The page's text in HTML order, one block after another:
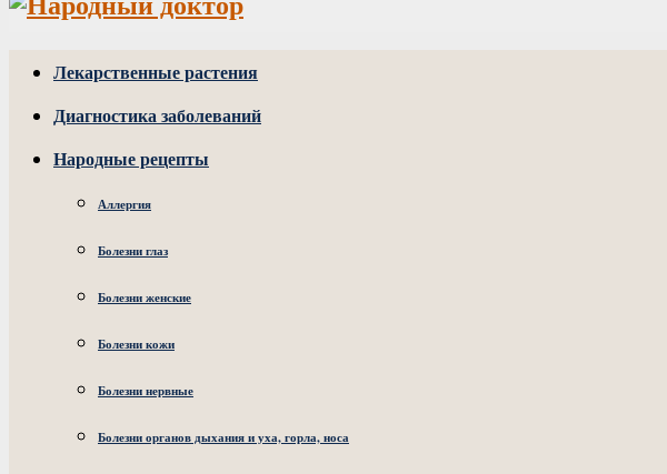
Лекарственные растения
Диагностика заболеваний
Народные рецепты
Аллергия
Болезни глаз
Болезни женские
Болезни кожи
Болезни нервные
Болезни органов дыхания и уха, горла, носа